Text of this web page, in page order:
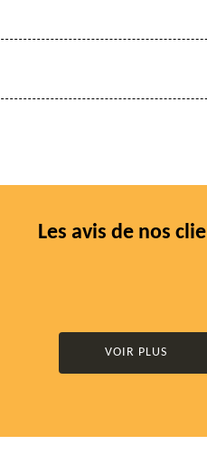
Les avis de nos
VOIR PLUS